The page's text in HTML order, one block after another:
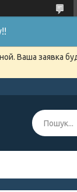
Ваша заявка